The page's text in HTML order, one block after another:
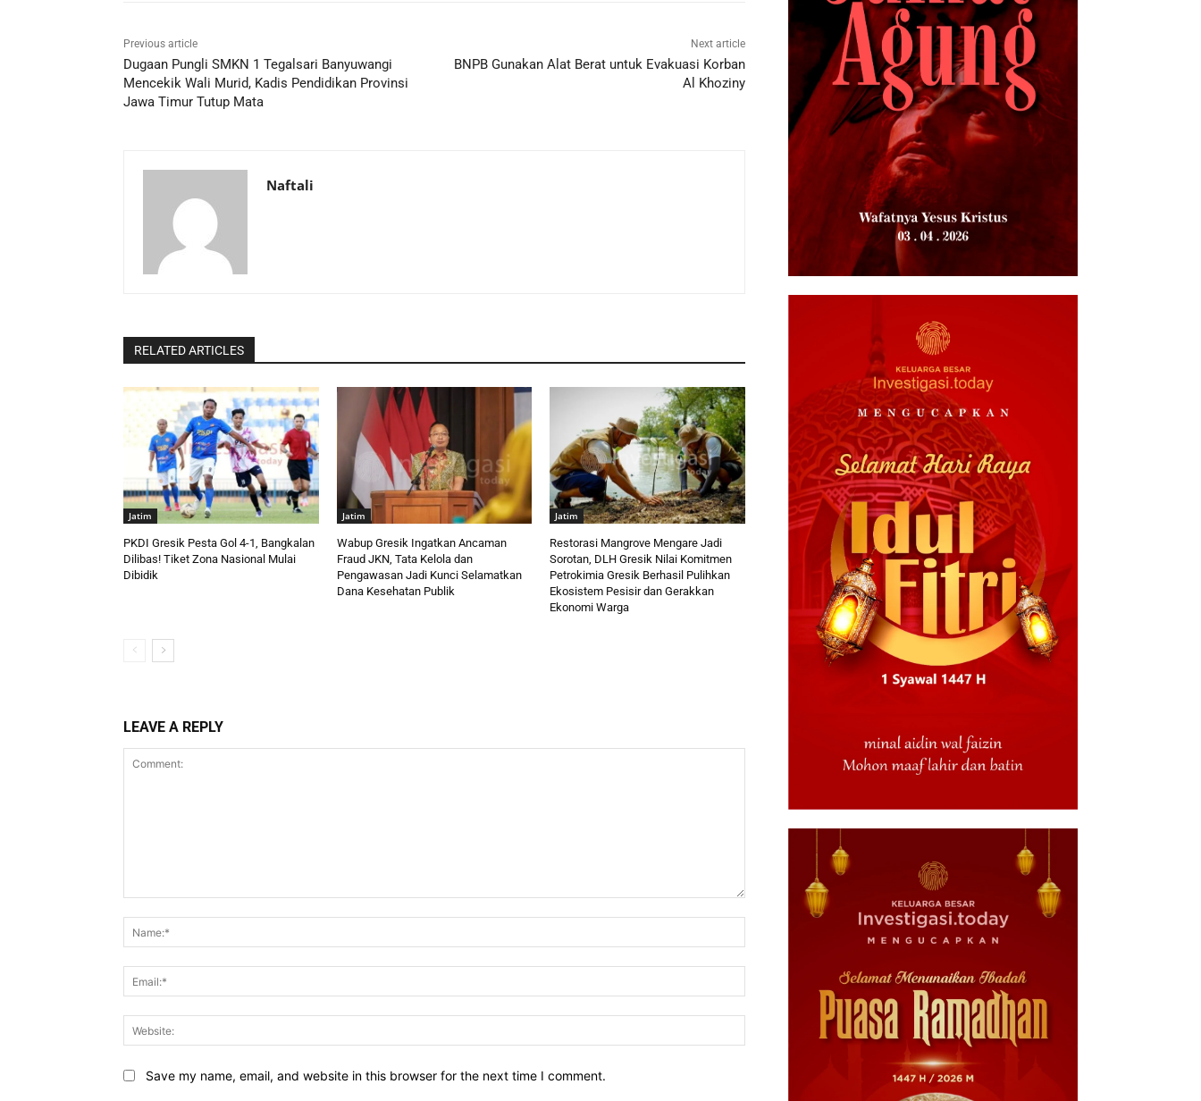
Previous article
Dugaan Pungli SMKN 1 Tegalsari Banyuwangi
Mencekik Wali Murid, Kadis Pendidikan Provinsi
Jawa Timur Tutup Mata
Next article
BNPB Gunakan Alat Berat untuk Evakuasi Korban
Al Khoziny
Naftali
RELATED ARTICLES
Jatim
PKDI Gresik Pesta Gol 4-1, Bangkalan
Dilibas! Tiket Zona Nasional Mulai
Dibidik
Jatim
Wabup Gresik Ingatkan Ancaman
Fraud JKN, Tata Kelola dan
Pengawasan Jadi Kunci Selamatkan
Dana Kesehatan Publik
Jatim
Restorasi Mangrove Mengare Jadi
Sorotan, DLH Gresik Nilai Komitmen
Petrokimia Gresik Berhasil Pulihkan
Ekosistem Pesisir dan Gerakkan
Ekonomi Warga
LEAVE A REPLY
Save my name, email, and website in this browser for the next time I comment.